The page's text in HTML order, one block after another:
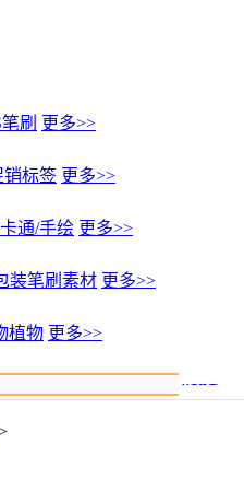
刷 更多>>
销标签 更多>>
卡通/手绘 更多>>
装笔刷素材 更多>>
植物 更多>>